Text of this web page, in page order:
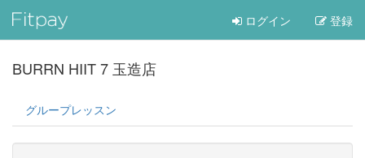
ログイン 登録
BURRN HIIT 7 玉造店
グループレッスン